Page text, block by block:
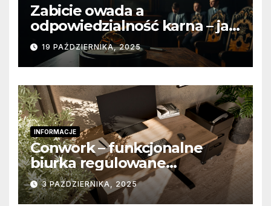
Zabicie owada a
odpowiedzialność karna – jak
wygląda to w praktyce?
19 PAŹDZIERNIKA, 2025
INFORMACJE
Conwork – funkcjonalne
biurka regulowane
stworzone z myślą o
nowoczesnych
3 PAŹDZIERNIKA, 2025